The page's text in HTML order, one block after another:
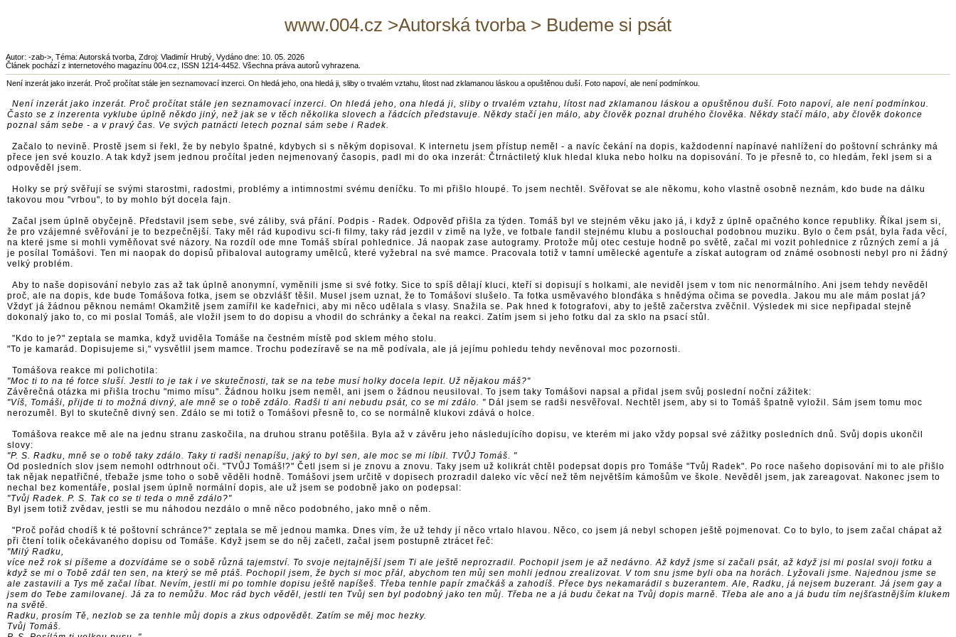
www.004.cz >Autorská tvorba > Budeme si psát
Autor: -zab->, Téma: Autorská tvorba, Zdroj: Vladimír Hrubý, Vydáno dne: 10. 05. 2026
Článek pochází z internetového magazínu 004.cz, ISSN 1214-4452. Všechna práva autorů vyhrazena.
Není inzerát jako inzerát. Proč pročítat stále jen seznamovací inzerci. On hledá jeho, ona hledá ji, sliby o trvalém vztahu, lítost nad zklamanou láskou a opuštěnou duší. Foto napoví, ale není podmínkou.
Není inzerát jako inzerát. Proč pročítat stále jen seznamovací inzerci. On hledá jeho, ona hledá ji, sliby o trvalém vztahu, lítost nad zklamanou láskou a opuštěnou duší. Foto napoví, ale není podmínkou.
Často se z inzerenta vyklube úplně někdo jiný, než jak se v těch několika slovech a řádcích představuje. Někdy stačí jen málo, aby člověk poznal druhého člověka. Někdy stačí málo, aby člověk dokonce
poznal sám sebe - a v pravý čas. Ve svých patnácti letech poznal sám sebe i Radek.
Začalo to nevině. Prostě jsem si řekl, že by nebylo špatné, kdybych si s někým dopisoval. K internetu jsem přístup neměl - a navíc čekání na dopis, každodenní napínavé nahlížení do poštovní schránky má
přece jen své kouzlo. A tak když jsem jednou pročítal jeden nejmenovaný časopis, padl mi do oka inzerát: Čtrnáctiletý kluk hledal kluka nebo holku na dopisování. To je přesně to, co hledám, řekl jsem si a
odpověděl jsem.
Holky se prý svěřují se svými starostmi, radostmi, problémy a intimnostmi svému deníčku. To mi přišlo hloupé. To jsem nechtěl. Svěřovat se ale někomu, koho vlastně osobně neznám, kdo bude na dálku
takovou mou "vrbou", to by mohlo být docela fajn.
Začal jsem úplně obyčejně. Představil jsem sebe, své záliby, svá přání. Podpis - Radek. Odpověď přišla za týden. Tomáš byl ve stejném věku jako já, i když z úplně opačného konce republiky. Říkal jsem si,
že pro vzájemné svěřování je to bezpečnější. Taky měl rád kupodivu sci-fi filmy, taky rád jezdil v zimě na lyže, ve fotbale fandil stejnému klubu a poslouchal podobnou muziku. Bylo o čem psát, byla řada věcí,
na které jsme si mohli vyměňovat své názory. Na rozdíl ode mne Tomáš sbíral pohlednice. Já naopak zase autogramy. Protože můj otec cestuje hodně po světě, začal mi vozit pohlednice z různých zemí a já
je posílal Tomášovi. Ten mi naopak do dopisů přibaloval autogramy umělců, které vyžebral na své mamce. Pracovala totiž v tamní umělecké agentuře a získat autogram od známé osobnosti nebyl pro ni žádný
velký problém.
Aby to naše dopisování nebylo zas až tak úplně anonymní, vyměnili jsme si své fotky. Sice to spíš dělají kluci, kteří si dopisují s holkami, ale neviděl jsem v tom nic nenormálního. Ani jsem tehdy nevěděl
proč, ale na dopis, kde bude Tomášova fotka, jsem se obzvlášť těšil. Musel jsem uznat, že to Tomášovi slušelo. Ta fotka usměvavého blonďáka s hnědýma očima se povedla. Jakou mu ale mám poslat já?
Vždyť já žádnou pěknou nemám! Okamžitě jsem zamířil ke kadeřnici, aby mi něco udělala s vlasy. Snažila se. Pak hned k fotografovi, aby to ještě začerstva zvěčnil. Výsledek mi sice nepřipadal stejně
dokonalý jako to, co mi poslal Tomáš, ale vložil jsem to do dopisu a vhodil do schránky a čekal na reakci. Zatím jsem si jeho fotku dal za sklo na psací stůl.
"Kdo to je?" zeptala se mamka, když uviděla Tomáše na čestném místě pod sklem mého stolu.
"To je kamarád. Dopisujeme si," vysvětlil jsem mamce. Trochu podezíravě se na mě podívala, ale já jejímu pohledu tehdy nevěnoval moc pozornosti.
Tomášova reakce mi polichotila:
"Moc ti to na té fotce sluší. Jestli to je tak i ve skutečnosti, tak se na tebe musí holky docela lepit. Už nějakou máš?"
Závěrečná otázka mi přišla trochu "mimo mísu". Žádnou holku jsem neměl, ani jsem o žádnou neusiloval. To jsem taky Tomášovi napsal a přidal jsem svůj poslední noční zážitek:
"Víš, Tomáši, přijde ti to možná divný, ale mně se o tobě zdálo. Radši ti ani nebudu psát, co se mi zdálo. " Dál jsem se radši nesvěřoval. Nechtěl jsem, aby si to Tomáš špatně vyložil. Sám jsem tomu moc
nerozuměl. Byl to skutečně divný sen. Zdálo se mi totiž o Tomášovi přesně to, co se normálně klukovi zdává o holce.
Tomášova reakce mě ale na jednu stranu zaskočila, na druhou stranu potěšila. Byla až v závěru jeho následujícího dopisu, ve kterém mi jako vždy popsal své zážitky posledních dnů. Svůj dopis ukončil
slovy:
"P. S. Radku, mně se o tobě taky zdálo. Taky ti radši nenapíšu, jaký to byl sen, ale moc se mi líbil. TVŮJ Tomáš. "
Od posledních slov jsem nemohl odtrhnout oči. "TVŮJ Tomáš!?" Četl jsem si je znovu a znovu. Taky jsem už kolikrát chtěl podepsat dopis pro Tomáše "Tvůj Radek". Po roce našeho dopisování mi to ale přišlo
tak nějak nepatřičné, třebaže jsme toho o sobě věděli hodně. Tomášovi jsem určitě v dopisech prozradil daleko víc věcí než těm největším kámošům ve škole. Nevěděl jsem, jak zareagovat. Nakonec jsem to
nechal bez komentáře, poslal jsem úplně normální dopis, ale už jsem se podobně jako on podepsal:
"Tvůj Radek. P. S. Tak co se ti teda o mně zdálo?"
Byl jsem totiž zvědav, jestli se mu náhodou nezdálo o mně něco podobného, jako mně o něm.
"Proč pořád chodíš k té poštovní schránce?" zeptala se mě jednou mamka. Dnes vím, že už tehdy jí něco vrtalo hlavou. Něco, co jsem já nebyl schopen ještě pojmenovat. Co to bylo, to jsem začal chápat až
při čtení tolik očekávaného dopisu od Tomáše. Když jsem se do něj začetl, začal jsem postupně ztrácet řeč:
"Milý Radku,
více než rok si píšeme a dozvídáme se o sobě různá tajemství. To svoje nejtajnější jsem Ti ale ještě neprozradil. Pochopil jsem je až nedávno. Až když jsme si začali psát, až když jsi mi poslal svoji fotku a
když se mi o Tobě zdál ten sen, na který se mě ptáš. Pochopil jsem, že bych si moc přál, abychom ten můj sen mohli jednou zrealizovat. V tom snu jsme byli oba na horách. Lyžovali jsme. Najednou jsme se
ale zastavili a Tys mě začal líbat. Nevím, jestli mi po tomhle dopisu ještě napíšeš. Třeba tenhle papír zmačkáš a zahodíš. Přece bys nekamarádil s buzerantem. Ale, Radku, já nejsem buzerant. Já jsem gay a
jsem do Tebe zamilovanej. Já za to nemůžu. Moc rád bych věděl, jestli ten Tvůj sen byl podobný jako ten můj. Třeba ne a já budu čekat na Tvůj dopis marně. Třeba ale ano a já budu tím nejšťastnějším klukem
na světě.
Radku, prosím Tě, nezlob se za tenhle můj dopis a zkus odpovědět. Zatím se měj moc hezky.
Tvůj Tomáš.